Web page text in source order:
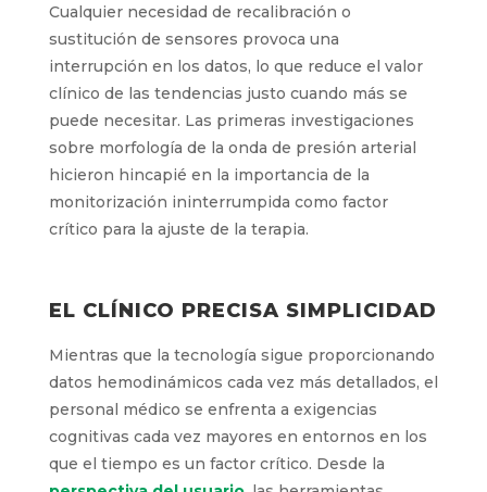
Cualquier necesidad de recalibración o
sustitución de sensores provoca una
interrupción en los datos, lo que reduce el valor
clínico de las tendencias justo cuando más se
puede necesitar. Las primeras investigaciones
sobre morfología de la onda de presión arterial
hicieron hincapié en la importancia de la
monitorización ininterrumpida como factor
crítico para la ajuste de la terapia.
EL CLÍNICO PRECISA SIMPLICIDAD
Mientras que la tecnología sigue proporcionando
datos hemodinámicos cada vez más detallados, el
personal médico se enfrenta a exigencias
cognitivas cada vez mayores en entornos en los
que el tiempo es un factor crítico. Desde la